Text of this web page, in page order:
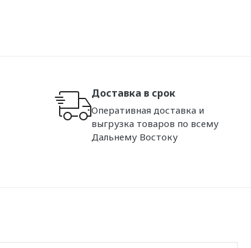
Доставка в срок
Оперативная доставка и
выгрузка товаров по всему
Дальнему Востоку